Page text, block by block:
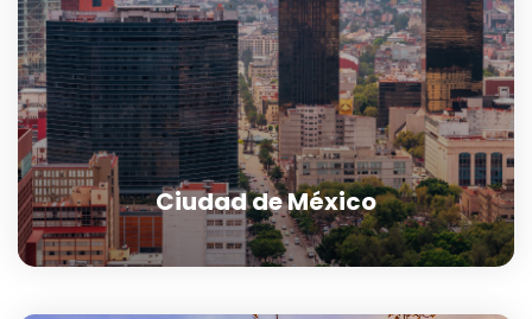
Ciudad de México